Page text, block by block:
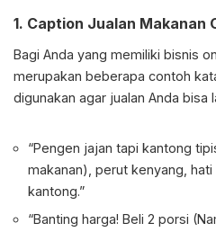
1. Caption Jualan Makanan
Bagi Anda yang memiliki bisnis
merupakan beberapa contoh
digunakan agar jualan Anda bisa
“Pengen jajan tapi kantong
makanan), perut kenyang,
kantong.”
“Banting harga! Beli 2 porsi